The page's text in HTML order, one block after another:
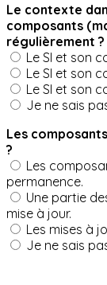
Le contexte
composants
régulièrement ?
Le SI et son
Le SI et son
Le SI et son
Je ne sais
Les
?
Les
permanence.
Une partie
mise à jour.
Les mises à
Je ne sais